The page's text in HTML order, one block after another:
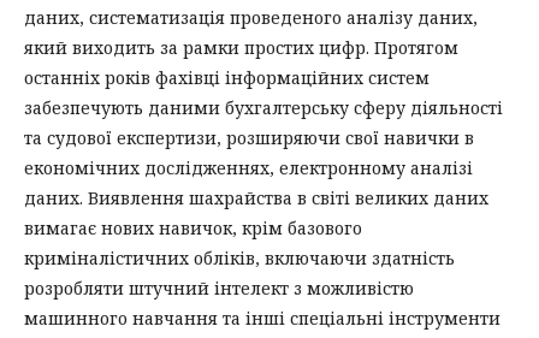
даних, систематизація проведеного аналізу даних,
який виходить за рамки простих цифр. Протягом
останніх років фахівці інформаційних систем
забезпечують даними бухгалтерську сферу діяльності
та судової експертизи, розширяючи свої навички в
економічних дослідженнях, електронному аналізі
даних. Виявлення шахрайства в світі великих даних
вимагає нових навичок, крім базового
криміналістичних обліків, включаючи здатність
розробляти штучний інтелект з можливістю
машинного навчання та інші спеціальні інструменти